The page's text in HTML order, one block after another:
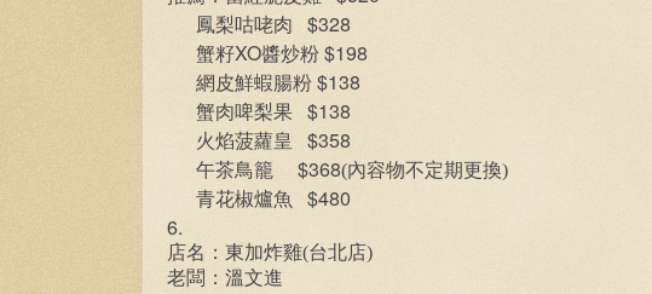
鳳梨咕咾肉 $328
蟹籽XO醬炒粉 $198
網皮鮮蝦腸粉 $138
蟹肉啤梨果 $138
火焰菠蘿皇 $358
午茶鳥籠 $368(內容物不定期更換)
青花椒爐魚
$480
6.
店名：東加炸雞(台北店)
老闆：溫文進